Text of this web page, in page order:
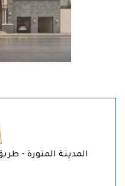
المدينة المنورة -